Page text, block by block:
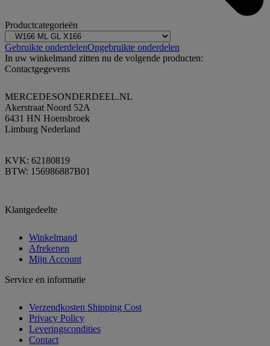
Productcategorieën
Gebruikte onderdelenOngebruikte onderdelen
In uw winkelmand zitten nu de volgende producten:
Contactgegevens
MERCEDESONDERDEEL.NL
Akerstraat Noord 52A
6431 HN Hoensbroek
Limburg Nederland
KVK: 62180819
BTW: 156986887B01
Klantgedeelte
Winkelmand
Afrekenen
Mijn Account
Service en informatie
Verzendkosten Shipping Cost
Privacy Policy
Leveringscondities
Contact